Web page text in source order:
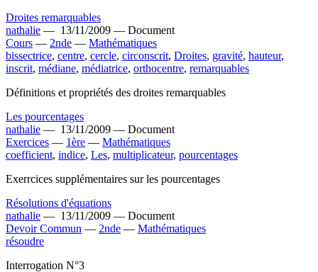
Droites remarquables
nathalie — 13/11/2009 — Document
Cours — 2nde — Mathématiques
bissectrice, centre, cercle, circonscrit, Droites, gravité, hauteur,
inscrit, médiane, médiatrice, orthocentre, remarquables
Définitions et propriétés des droites remarquables
Les pourcentages
nathalie — 13/11/2009 — Document
Exercices — 1ère — Mathématiques
coefficient, indice, Les, multiplicateur, pourcentages
Exerrcices supplémentaires sur les pourcentages
Résolutions d'équations
nathalie — 13/11/2009 — Document
Devoir Commun — 2nde — Mathématiques
résoudre
Interrogation N°3